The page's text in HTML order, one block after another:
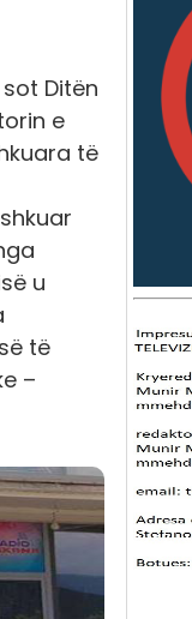
Ditën
e
të
u
të
–